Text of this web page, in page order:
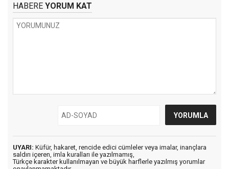
HABERE YORUM KAT
UYARI: Küfür, hakaret, rencide edici cümleler veya imalar, inançlara
saldırı içeren, imla kuralları ile yazılmamış,
Türkçe karakter kullanılmayan ve büyük harflerle yazılmış yorumlar